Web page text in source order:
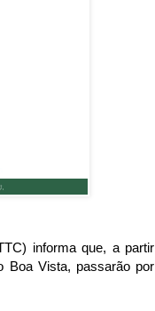
informa que, a partir
Boa Vista, passarão por